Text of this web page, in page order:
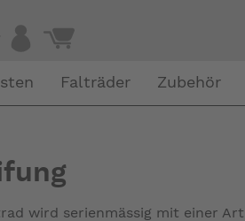
Falträder Zubehör
wird serienmässig mit einer